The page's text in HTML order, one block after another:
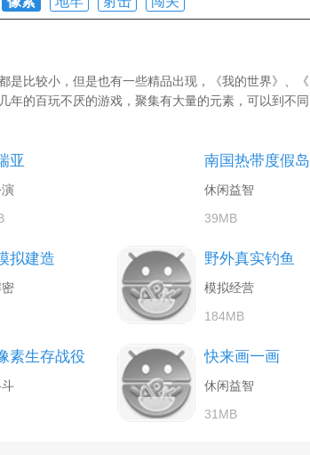
是比较小，但是也有一些精品出现，《我的世界》、
年的百玩不厌的游戏，聚集有大量的元素，可以到不
亚 南国热带度假岛
休闲益智
39MB
拟建造 野外真实钓鱼
模拟经营
184MB
素生存战役 快来画一画
休闲益智
31MB